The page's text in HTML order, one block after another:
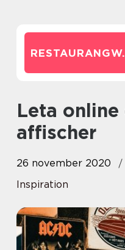
RESTAURANGW.
Leta online efter bästa
affischer
26 november 2020
Inspiration